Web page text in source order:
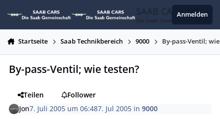
SAAB CARS
Die Saab Gemeinschaft
Anmelden
Startseite Saab Technikbereich 9000 By-pass-Ventil;
By-pass-Ventil; wie testen?
Teilen
Follower
Jon7. Juli 2005 um 06:487. Jul 2005 in9000